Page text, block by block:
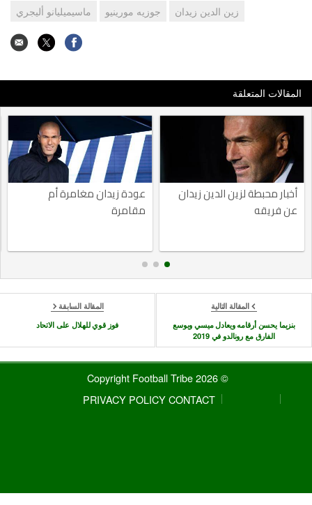
زين الدين زيدان
جوزيه مورينيو ماسيميليانو أليجري
المقالات المتعلقة
أخبار محبطة لزين الدين زيدان
عن فريقه
عودة زيدان مغامرة أم
مقامرة
المقالة التالية
بنزيما يحسن أرقامه ويعادل ميسي ويوسع
الفارق مع رونالدو في 2019
المقالة السابقة
فوز قوي للهلال على الاتحاد
© 2026 Copyright Football Tribe
CONTACT
PRIVACY POLICY